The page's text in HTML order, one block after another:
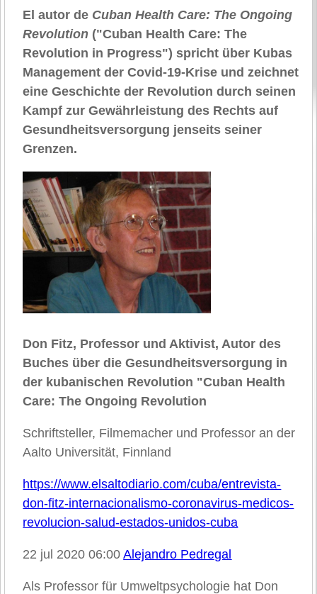
El autor de Cuban Health Care: The Ongoing
Revolution ("Cuban Health Care: The
Revolution in Progress") spricht über Kubas
Management der Covid-19-Krise und zeichnet
eine Geschichte der Revolution durch seinen
Kampf zur Gewährleistung des Rechts auf
Gesundheitsversorgung jenseits seiner
Grenzen.
Don Fitz, Professor und Aktivist, Autor des
Buches über die Gesundheitsversorgung in
der kubanischen Revolution "Cuban Health
Care: The Ongoing Revolution
Schriftsteller, Filmemacher und Professor an der
Aalto Universität, Finnland
https://www.elsaltodiario.com/cuba/entrevista-
don-fitz-internacionalismo-coronavirus-medicos-
revolucion-salud-estados-unidos-cuba
22 jul 2020 06:00Alejandro Pedregal
Als Professor für Umweltpsychologie hat Don